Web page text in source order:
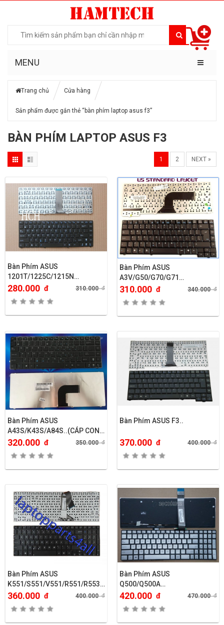
MENU
Trang chủ Cửa hàng
Sản phẩm được gắn thẻ “bàn phím laptop asus f3”
BÀN PHÍM LAPTOP ASUS F3
1 2 NEXT »
Bàn Phím ASUS
1201T/1225C/1215N…
280.000 đ 310.000đ
Bàn Phím ASUS
A3V/G50/G70/G71…
310.000 đ 340.000đ
Bàn Phím ASUS
A43S/K43S/A84S..(CÁP CONG
PHẢI)
320.000 đ 350.000đ
Bàn Phím ASUS F3..
370.000 đ 400.000đ
Bàn Phím ASUS
K551/S551/V551/R551/R553…
360.000 đ 400.000đ
Bàn Phím ASUS
Q500/Q500A…
420.000 đ 470.000đ